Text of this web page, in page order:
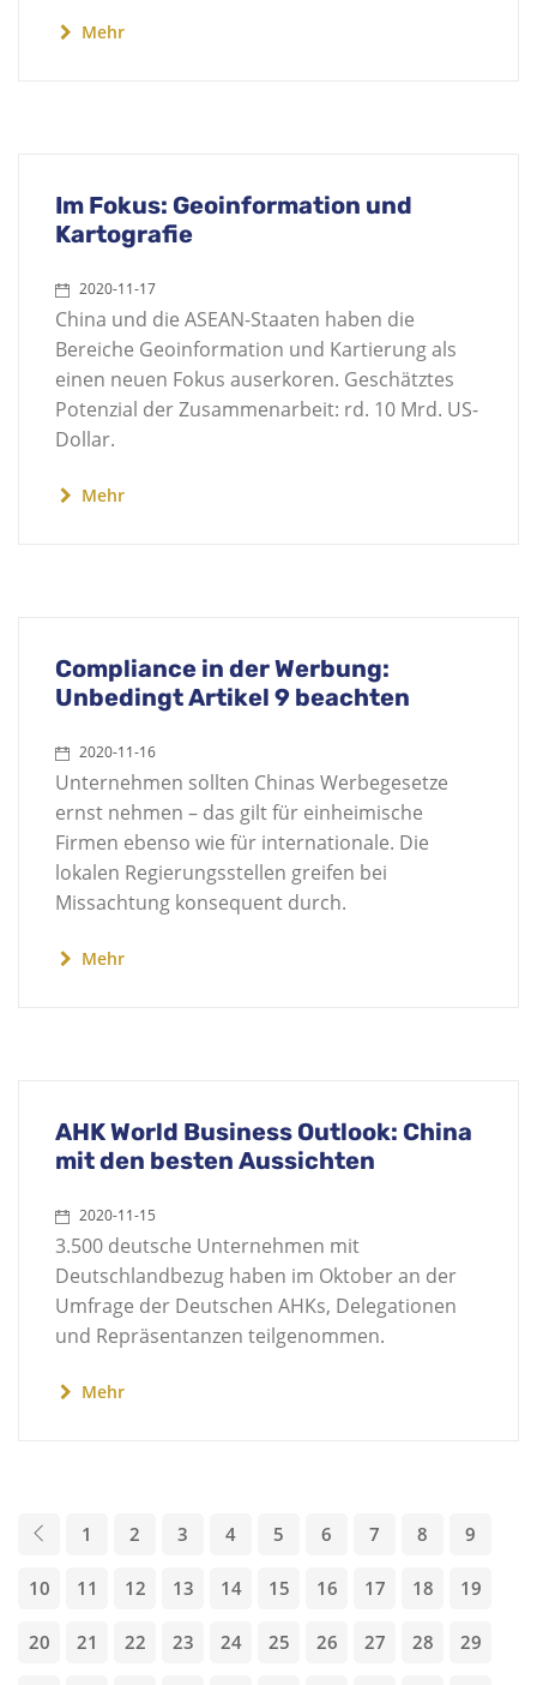
Mehr
Im Fokus: Geoinformation und
Kartografie
2020-11-17
China und die ASEAN-Staaten haben die
Bereiche Geoinformation und Kartierung als
einen neuen Fokus auserkoren. Geschätztes
Potenzial der Zusammenarbeit: rd. 10 Mrd. US-
Dollar.
Mehr
Compliance in der Werbung:
Unbedingt Artikel 9 beachten
2020-11-16
Unternehmen sollten Chinas Werbegesetze
ernst nehmen – das gilt für einheimische
Firmen ebenso wie für internationale. Die
lokalen Regierungsstellen greifen bei
Missachtung konsequent durch.
Mehr
AHK World Business Outlook: China
mit den besten Aussichten
2020-11-15
3.500 deutsche Unternehmen mit
Deutschlandbezug haben im Oktober an der
Umfrage der Deutschen AHKs, Delegationen
und Repräsentanzen teilgenommen.
Mehr
1 2 3 4 5 6 7 8 9
10 11 12 13 14 15 16 17 18 19
20 21 22 23 24 25 26 27 28 29